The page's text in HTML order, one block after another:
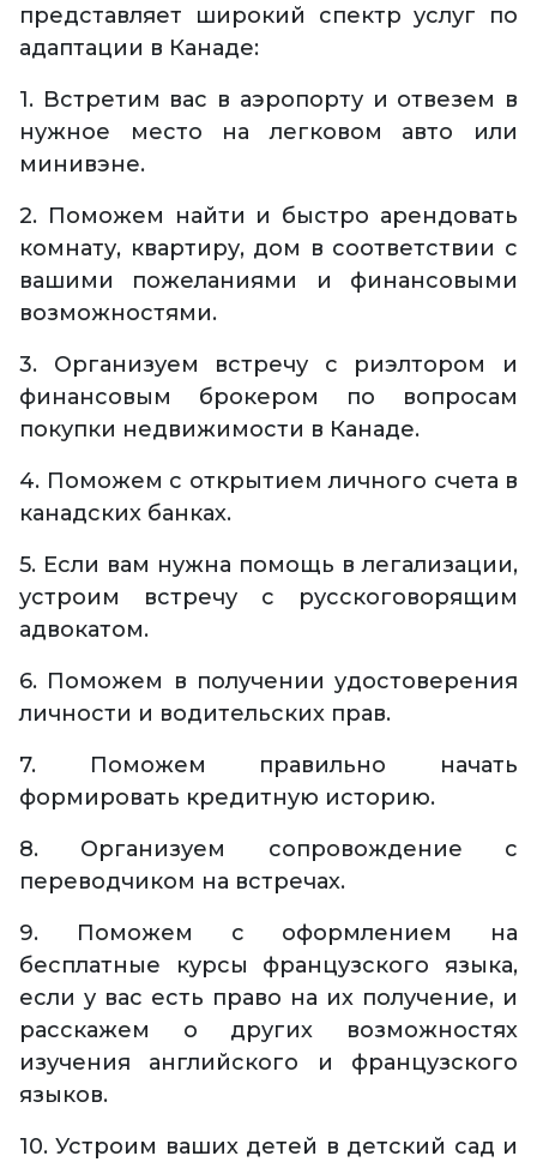
представляет широкий спектр услуг по
адаптации в Канаде:
1. Встретим вас в аэропорту и отвезем в
нужное место на легковом авто или
минивэне.
2. Поможем найти и быстро арендовать
комнату, квартиру, дом в соответствии с
вашими пожеланиями и финансовыми
возможностями.
3. Организуем встречу с риэлтором и
финансовым брокером по вопросам
покупки недвижимости в Канаде.
4. Поможем с открытием личного счета в
канадских банках.
5. Если вам нужна помощь в легализации,
устроим встречу с русскоговорящим
адвокатом.
6. Поможем в получении удостоверения
личности и водительских прав.
7. Поможем правильно начать
формировать кредитную историю.
8. Организуем сопровождение с
переводчиком на встречах.
9. Поможем с оформлением на
бесплатные курсы французского языка,
если у вас есть право на их получение, и
расскажем о других возможностях
изучения английского и французского
языков.
10. Устроим ваших детей в детский сад и